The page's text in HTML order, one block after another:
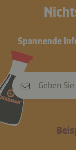
Spannende
Geben